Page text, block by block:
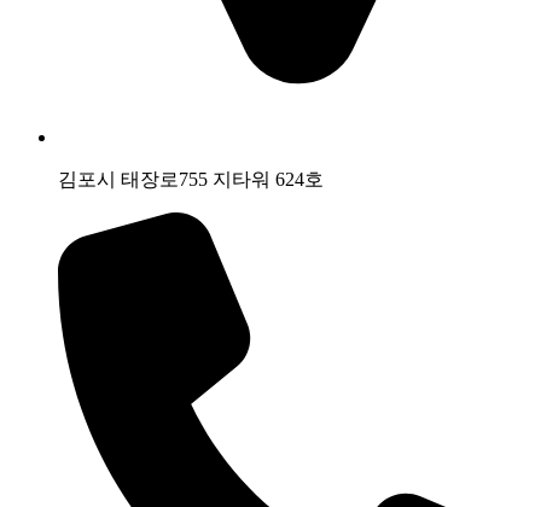
김포시 태장로755 지타워 624호